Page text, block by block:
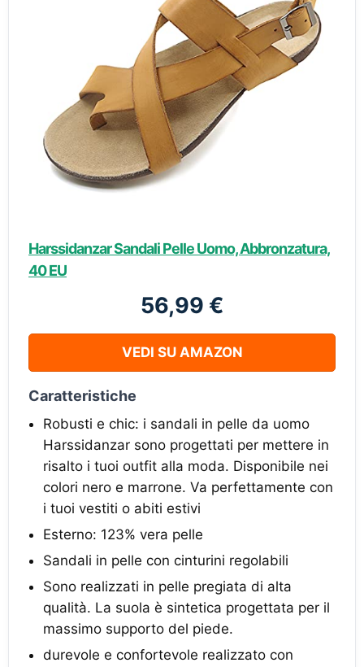
Harssidanzar Sandali Pelle Uomo, Abbronzatura,
40 EU
56,99 €
VEDI SU AMAZON
Caratteristiche
Robusti e chic: i sandali in pelle da uomo
Harssidanzar sono progettati per mettere in
risalto i tuoi outfit alla moda. Disponibile nei
colori nero e marrone. Va perfettamente con
i tuoi vestiti o abiti estivi
Esterno: 123% vera pelle
Sandali in pelle con cinturini regolabili
Sono realizzati in pelle pregiata di alta
qualità. La suola è sintetica progettata per il
massimo supporto del piede.
durevole e confortevole realizzato con